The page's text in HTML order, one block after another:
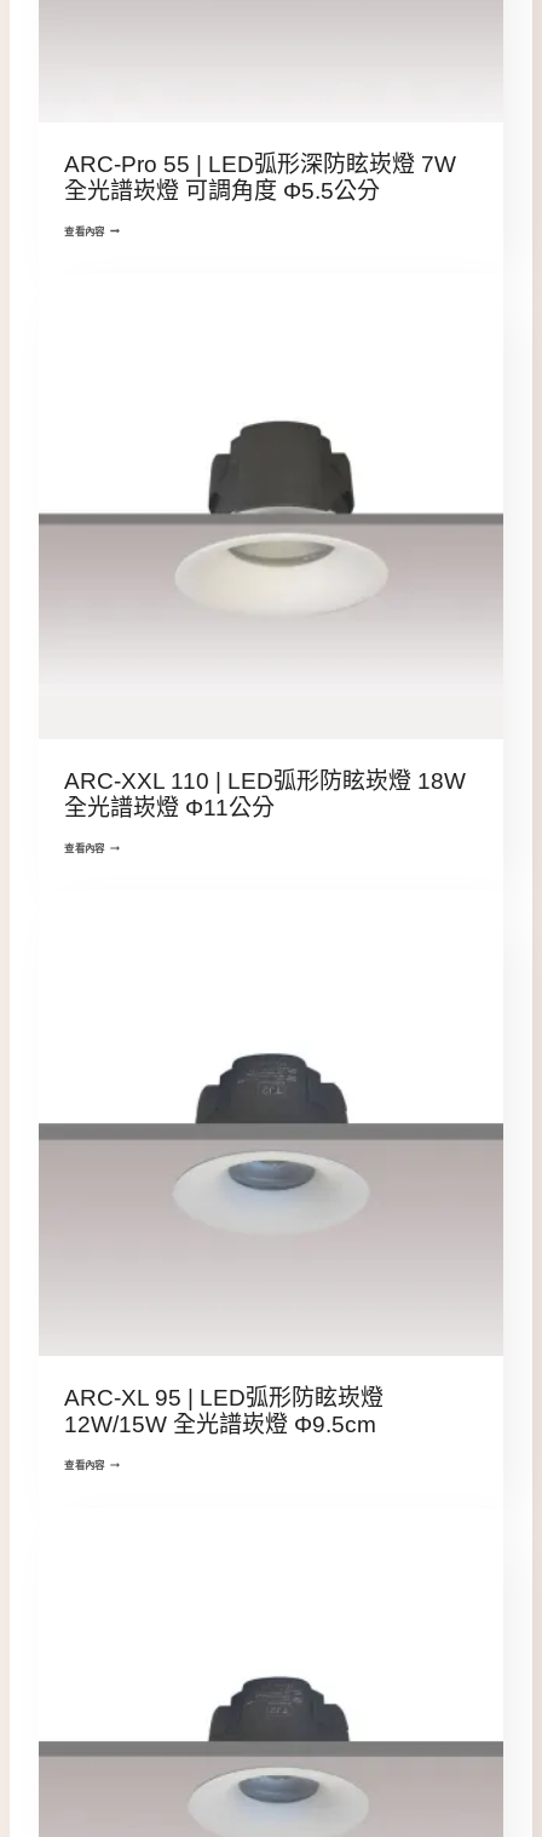
ARC-Pro 55 | LED弧形深防眩崁燈 7W
全光譜崁燈 可調角度 Φ5.5公分
查看內容
ARC-XXL 110 | LED弧形防眩崁燈 18W
全光譜崁燈 Φ11公分
查看內容
ARC-XL 95 | LED弧形防眩崁燈
12W/15W 全光譜崁燈 Φ9.5cm
查看內容